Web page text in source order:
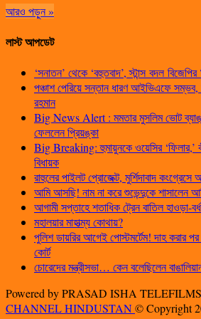
আরও পড়ুন »
লাস্ট আপডেট
‘সনাতন’ থেকে ‘বহুতবাদ’, স্টান্স বদল বিজেপির
পঞ্চাশ পেরিয়ে সন্তান ধারণ আইভিএফে
রহমান
Big News Alert : মমতার মুসলিম ভোট
ফেললেন প্রিয়ঙ্কা
Big Breaking: হুমায়ুনকে ওয়েসির ‘ফিলার,’
বিধায়ক
রাহুলের পাইলট প্রোজেক্ট, মুর্শিদাবাদ
আমি আসছি! নাম না করে শুভেন্দুকে শাসালেন
আগামী সপ্তাহে শতাধিক ট্রেন বাতিল হাওড়া-
মহালয়ার মাহাত্ম্য কোথায়?
পুলিশ ডায়রির আগেই পোস্টমর্টেম! দাহ করার
কোর্ট
চোরেদের মন্ত্রীসভা… কেন বলেছিলেন
Powered by PRASAD ISHA
CHANNEL HINDUSTAN© Copyright